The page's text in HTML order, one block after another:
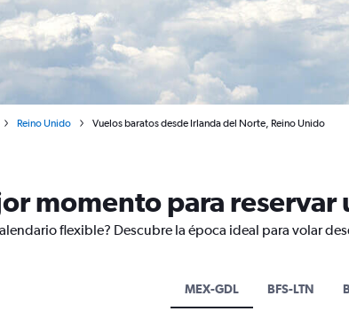
Reino Unido Vuelos baratos desde Irlanda del Norte, Reino Unido
momento para
flexible? Descubre la época ideal para volar
MEX-GDL BFS-LTN